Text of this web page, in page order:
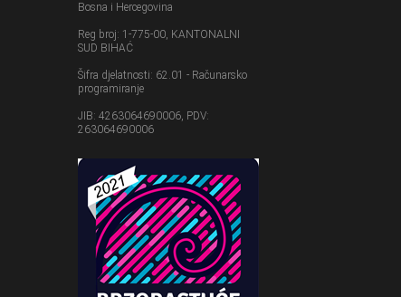
Bosna i Hercegovina
Reg broj: 1-775-00, KANTONALNI
SUD BIHAĆ
Šifra djelatnosti: 62.01 - Računarsko
programiranje
JIB: 4263064690006, PDV:
263064690006